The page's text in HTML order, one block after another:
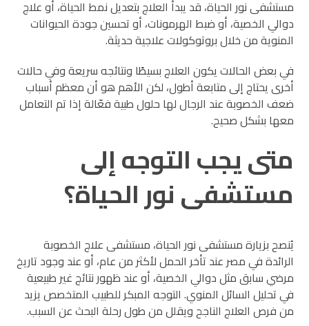
مستشفى نور الحياة، قد يبدأ العلاج بتعديل نمط الحياة، أو علاج
دوالي الخصية، أو ضبط الهرمونات، أو تحسين جودة الحيوانات
المنوية من خلال بروتوكولات علاجية حديثة.
في بعض الحالات يكون العلاج بسيطًا ونتائجه سريعة وفي حالات
أخرى يحتاج إلى متابعة أطول، لكن الأهم هو أن معظم أسباب
ضعف الخصوبة عند الرجال لها حلول طبية فعّالة إذا تم التعامل
معها بشكل صحيح.
متى يجب التوجه إلى
مستشفى نور الحياة؟
يُنصح بزيارة مستشفى نور الحياة، مستشفى علاج الخصوبة
الرائدة في مصر عند تأخر الحمل لأكثر من عام، أو عند وجود تاريخ
مرضي سابق مثل دوالي الخصية، أو عند ظهور نتائج غير طبيعية
في تحليل السائل المنوي. التوجه المبكر للطبيب المتخصص يزيد
من فرص العلاج الناجح ويقلل من طول رحلة البحث عن السبب.